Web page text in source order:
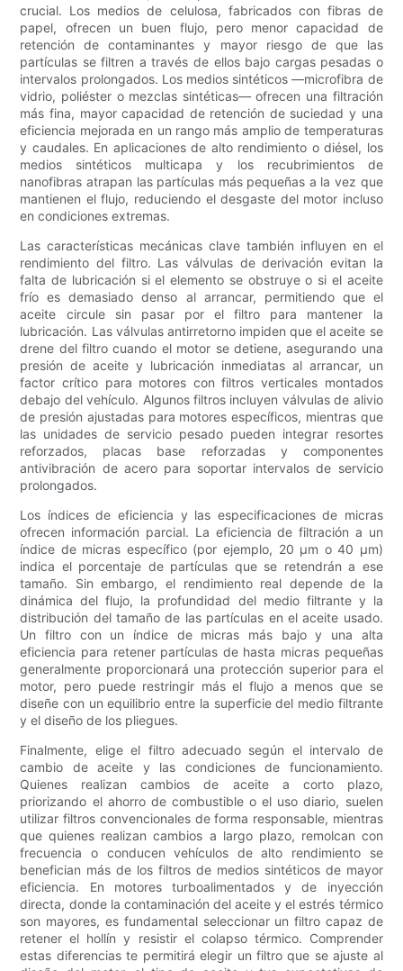
crucial. Los medios de celulosa, fabricados con fibras de
papel, ofrecen un buen flujo, pero menor capacidad de
retención de contaminantes y mayor riesgo de que las
partículas se filtren a través de ellos bajo cargas pesadas o
intervalos prolongados. Los medios sintéticos —microfibra de
vidrio, poliéster o mezclas sintéticas— ofrecen una filtración
más fina, mayor capacidad de retención de suciedad y una
eficiencia mejorada en un rango más amplio de temperaturas
y caudales. En aplicaciones de alto rendimiento o diésel, los
medios sintéticos multicapa y los recubrimientos de
nanofibras atrapan las partículas más pequeñas a la vez que
mantienen el flujo, reduciendo el desgaste del motor incluso
en condiciones extremas.
Las características mecánicas clave también influyen en el
rendimiento del filtro. Las válvulas de derivación evitan la
falta de lubricación si el elemento se obstruye o si el aceite
frío es demasiado denso al arrancar, permitiendo que el
aceite circule sin pasar por el filtro para mantener la
lubricación. Las válvulas antirretorno impiden que el aceite se
drene del filtro cuando el motor se detiene, asegurando una
presión de aceite y lubricación inmediatas al arrancar, un
factor crítico para motores con filtros verticales montados
debajo del vehículo. Algunos filtros incluyen válvulas de alivio
de presión ajustadas para motores específicos, mientras que
las unidades de servicio pesado pueden integrar resortes
reforzados, placas base reforzadas y componentes
antivibración de acero para soportar intervalos de servicio
prolongados.
Los índices de eficiencia y las especificaciones de micras
ofrecen información parcial. La eficiencia de filtración a un
índice de micras específico (por ejemplo, 20 µm o 40 µm)
indica el porcentaje de partículas que se retendrán a ese
tamaño. Sin embargo, el rendimiento real depende de la
dinámica del flujo, la profundidad del medio filtrante y la
distribución del tamaño de las partículas en el aceite usado.
Un filtro con un índice de micras más bajo y una alta
eficiencia para retener partículas de hasta micras pequeñas
generalmente proporcionará una protección superior para el
motor, pero puede restringir más el flujo a menos que se
diseñe con un equilibrio entre la superficie del medio filtrante
y el diseño de los pliegues.
Finalmente, elige el filtro adecuado según el intervalo de
cambio de aceite y las condiciones de funcionamiento.
Quienes realizan cambios de aceite a corto plazo,
priorizando el ahorro de combustible o el uso diario, suelen
utilizar filtros convencionales de forma responsable, mientras
que quienes realizan cambios a largo plazo, remolcan con
frecuencia o conducen vehículos de alto rendimiento se
benefician más de los filtros de medios sintéticos de mayor
eficiencia. En motores turboalimentados y de inyección
directa, donde la contaminación del aceite y el estrés térmico
son mayores, es fundamental seleccionar un filtro capaz de
retener el hollín y resistir el colapso térmico. Comprender
estas diferencias te permitirá elegir un filtro que se ajuste al